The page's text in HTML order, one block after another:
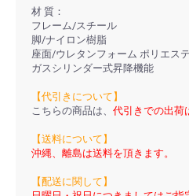
材 質：
フレーム/スチール
脚/ナイロン樹脂
座面/ウレタンフォーム ポリエス
ガスシリンダー式昇降機能
【代引きについて】
こちらの商品は、 代引きでの出荷
【送料について】
沖縄、離島は送料を頂きます。
【配送に関して】